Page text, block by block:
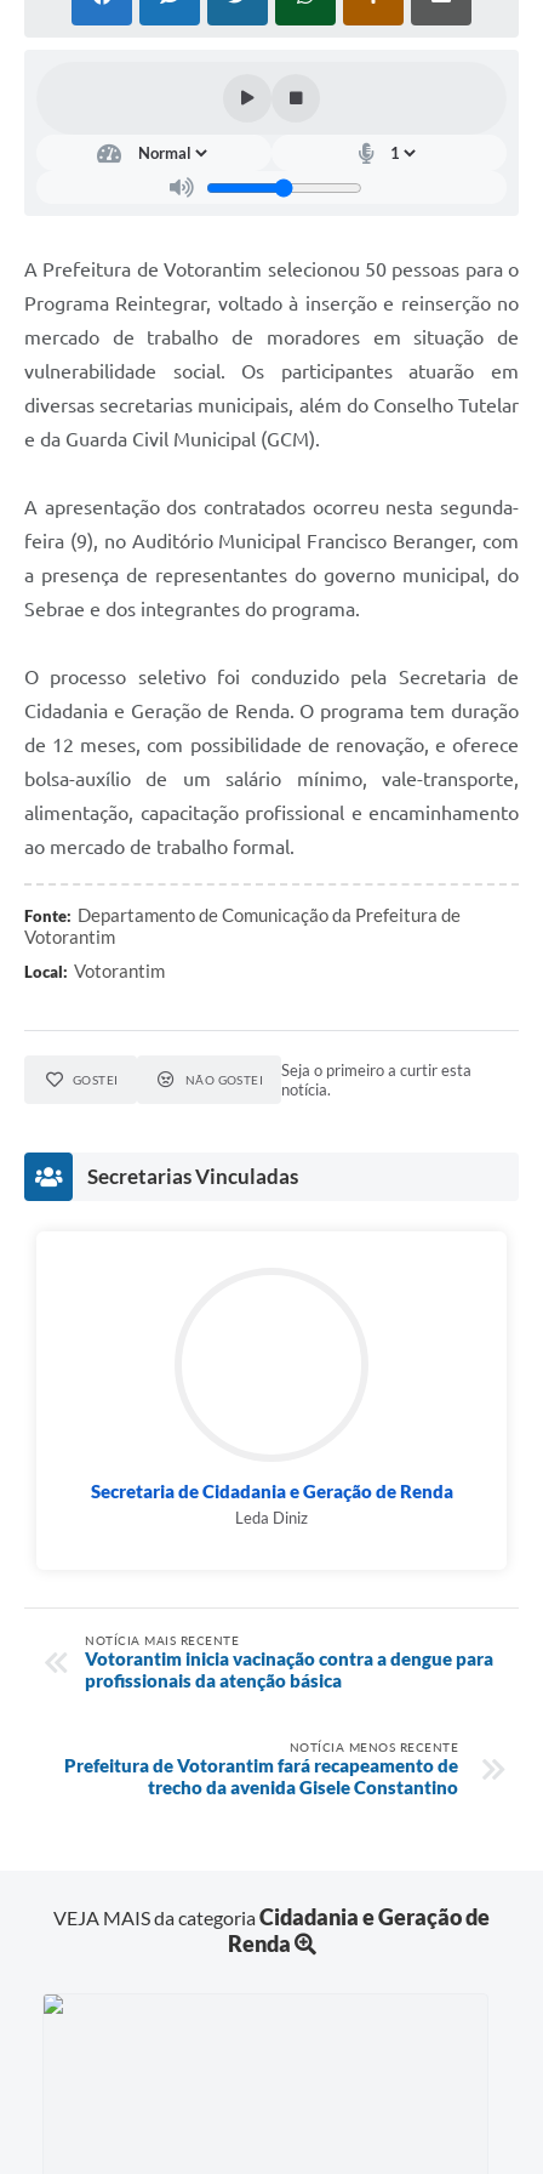
COVID - 19
Jornal (Edições anteriores)
Uso de Internet e Recursos de Informática
Guarda Civil Municipal (GCM)
Arborização urbana
Manual para arquivo de remessa – NFSe
Legislação
IPTU Selo Verde
Notícias
Contato
A Prefeitura de Votorantim selecionou 50 pessoas para o
Programa Reintegrar, voltado à inserção e reinserção no
mercado de trabalho de moradores em situação de
vulnerabilidade social. Os participantes atuarão em
diversas secretarias municipais, além do Conselho Tutelar
e da Guarda Civil Municipal (GCM).
A apresentação dos contratados ocorreu nesta segunda-
feira (9), no Auditório Municipal Francisco Beranger, com
a presença de representantes do governo municipal, do
Sebrae e dos integrantes do programa.
O processo seletivo foi conduzido pela Secretaria de
Cidadania e Geração de Renda. O programa tem duração
de 12 meses, com possibilidade de renovação, e oferece
bolsa-auxílio de um salário mínimo, vale-transporte,
alimentação, capacitação profissional e encaminhamento
ao mercado de trabalho formal.
Fonte: Departamento de Comunicação da Prefeitura de
Votorantim
Local: Votorantim
GOSTEI NÃO GOSTEI
Seja o primeiro a curtir esta
notícia.
Secretarias Vinculadas
Secretaria de Cidadania e Geração de Renda
Leda Diniz
NOTÍCIA MAIS RECENTE
Votorantim inicia vacinação contra a dengue para
profissionais da atenção básica
NOTÍCIA MENOS RECENTE
Prefeitura de Votorantim fará recapeamento de
trecho da avenida Gisele Constantino
VEJA MAIS da categoriaCidadania e Geração de
Renda